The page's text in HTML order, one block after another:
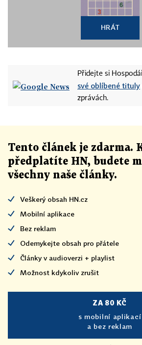
HRÁT
Přidejte si
své oblíbené tituly
zprávách.
Tento článek je zdarma.
předplatíte HN, budete
všechny naše články.
Veškerý obsah HN.cz
Mobilní aplikace
Bez reklam
Odemykejte obsah pro přátele
Články v audioverzi + playlist
Možnost kdykoliv zrušit
ZA 80 KČ
s mobilní aplikací
a bez reklam